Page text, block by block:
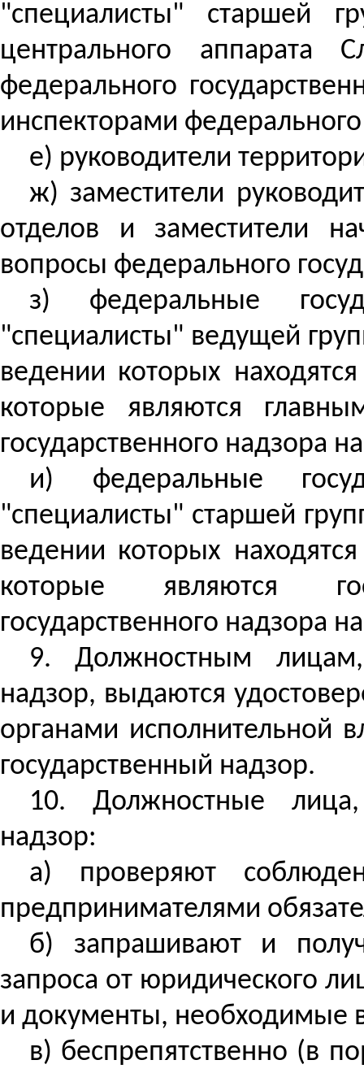
"специалисты" старшей
центрального
федерального
инспекторами
е) руководители
ж) заместители
отделов и заместители
вопросы федерального
з) федеральные
"специалисты" ведущей
ведении которых
которые являются
государственного надзора
и) федеральные
"специалисты" старшей
ведении которых
которые являются
государственного надзора
9. Должностным лицам,
надзор, выдаются
органами исполнительной
государственный надзор.
10. Должностные лица,
надзор:
а) проверяют
предпринимателями
б) запрашивают и
запроса от юридического
и документы, необходимые
в) беспрепятственно (в